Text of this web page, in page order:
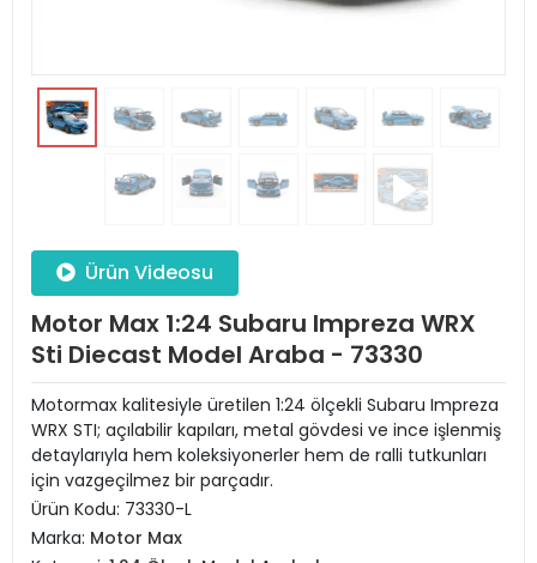
Ürün Videosu
Motor Max 1:24 Subaru Impreza WRX
Sti Diecast Model Araba - 73330
Motormax kalitesiyle üretilen 1:24 ölçekli Subaru Impreza
WRX STI; açılabilir kapıları, metal gövdesi ve ince işlenmiş
detaylarıyla hem koleksiyonerler hem de ralli tutkunları
için vazgeçilmez bir parçadır.
Ürün Kodu: 73330-L
Marka: Motor Max